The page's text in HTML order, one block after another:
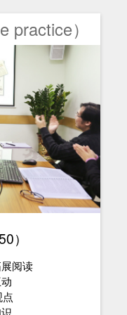
practice）
）
阅读